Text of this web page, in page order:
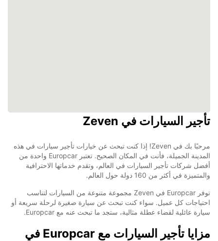
تأجير السيارات في Zeven
مرحبًا بك في Zeven! إذا كنت تبحث عن خيارات تأجير سيارات في هذه
المدينة الجميلة، فأنت في المكان الصحيح. تعتبر Europcar واحدة من
أفضل شركات تأجير السيارات في العالم، وتقدم خدماتها الاحترافية
والمتميزة في أكثر من 160 دولة حول العالم.
توفر Europcar في Zeven مجموعة متنوعة من السيارات لتناسب
احتياجات كل عميل. سواء كنت تبحث عن سيارة صغيرة لرحلة سريعة أو
سيارة عائلية لقضاء عطلة مثالية، ستجد ما تبحث عنه مع Europcar.
مزايا تأجير السيارات مع Europcar في